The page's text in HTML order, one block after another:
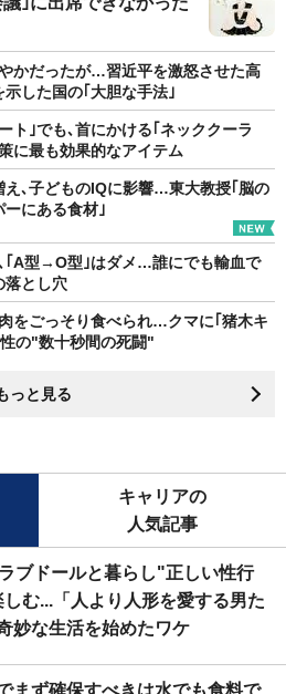
かだったが…習近平を激怒させた高
した国の｢大胆な手法｣
ト｣でも､首にかける｢ネッククーラ
に最も効果的なアイテム
え､子どものIQに影響…東大教授｢脳の
にある食材｣
｢A型→O型｣はダメ…誰にでも輸血で
落とし穴
をごっそり食べられ…クマに｢猪木キ
の"数十秒間の死闘"
っと見る
キャリアの
人気記事
ブドールと暮らし"正しい性行
む...「人より人形を愛する男た
妙な生活を始めたワケ
まず確保すべきは水でも食料で